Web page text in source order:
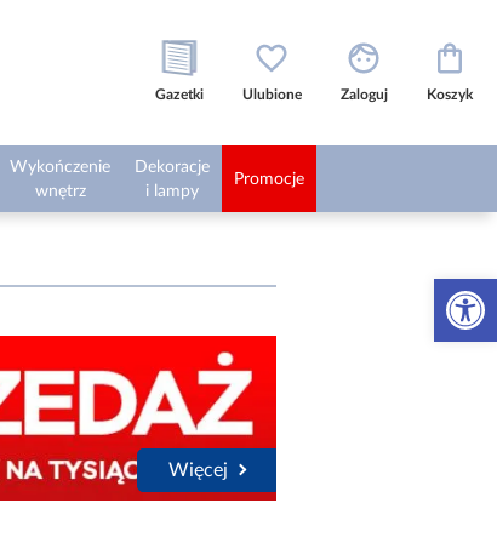
Otwórz
Gazetki Ulubione Zaloguj Koszyk
Wykończenie
wnętrz
Dekoracje
i lampy
Promocje
Więcej